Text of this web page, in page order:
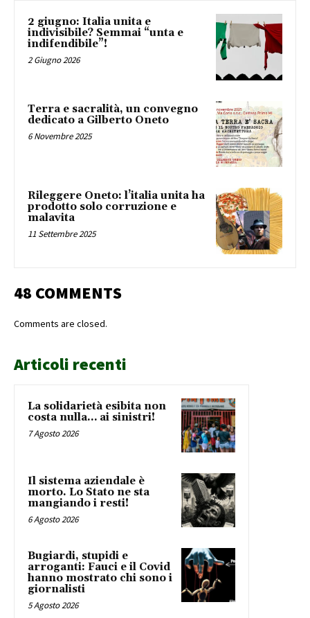
2 giugno: Italia unita e
indivisibile? Semmai “unta e
indifendibile”!
2 Giugno 2026
Terra e sacralità, un convegno
dedicato a Gilberto Oneto
6 Novembre 2025
Rileggere Oneto: l’italia unita ha
prodotto solo corruzione e
malavita
11 Settembre 2025
48 COMMENTS
Comments are closed.
Articoli recenti
La solidarietà esibita non
costa nulla… ai sinistri!
7 Agosto 2026
Il sistema aziendale è
morto. Lo Stato ne sta
mangiando i resti!
6 Agosto 2026
Bugiardi, stupidi e
arroganti: Fauci e il Covid
hanno mostrato chi sono i
giornalisti
5 Agosto 2026